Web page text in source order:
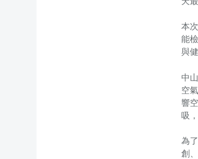
本
能
與
中
空
響
吸
為
創